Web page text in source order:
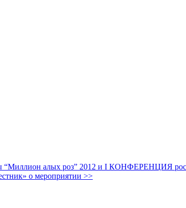
алых роз” 2012 и I КОНФЕРЕНЦИЯ
о мероприятии >>